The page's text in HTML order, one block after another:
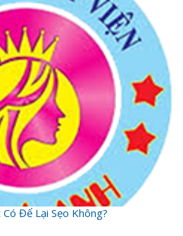
Để Lại Sẹo Không?